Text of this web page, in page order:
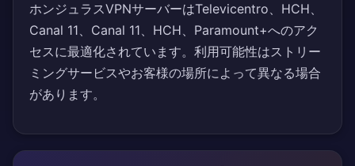
ホンジュラスVPNサーバーはTelevicentro、HCH、
Canal 11、Canal 11、HCH、Paramount+へのアク
セスに最適化されています。利用可能性はストリー
ミングサービスやお客様の場所によって異なる場合
があります。